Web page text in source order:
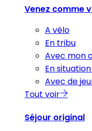
Venez comme
A vélo
En tribu
Avec mon
En
Avec de
Tout voir
Séjour original